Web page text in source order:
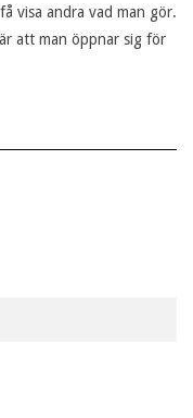
visa andra vad man gör.
att man öppnar sig för